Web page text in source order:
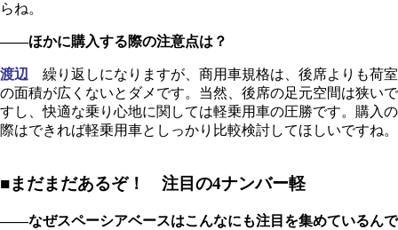
らね。
――ほかに購入する際の注意点は？
渡辺 繰り返しになりますが、商用車規格は、後席よりも荷室
の面積が広くないとダメです。当然、後席の足元空間は狭いで
すし、快適な乗り心地に関しては軽乗用車の圧勝です。購入の
際はできれば軽乗用車としっかり比較検討してほしいですね。
■まだまだあるぞ！ 注目の4ナンバー軽
――なぜスペーシアベースはこんなにも注目を集めているんで